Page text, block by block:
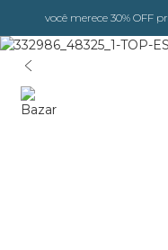
você merece 30% OFF